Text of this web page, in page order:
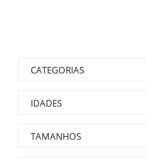
CATEGORIAS
IDADES
TAMANHOS